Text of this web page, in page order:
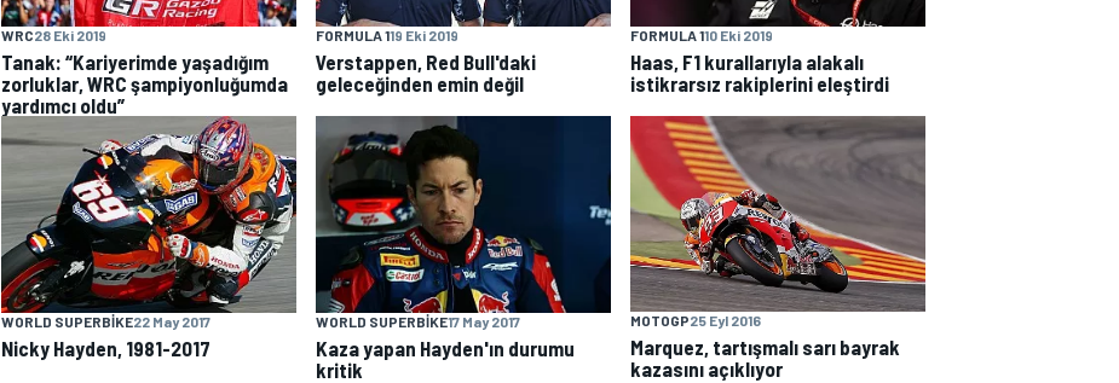
WRC28 Eki 2019
Tanak: “Kariyerimde yaşadığım
zorluklar, WRC şampiyonluğumda
yardımcı oldu”
FORMULA 119 Eki 2019
Verstappen, Red Bull'daki
geleceğinden emin değil
FORMULA 110 Eki 2019
Haas, F1 kurallarıyla alakalı
istikrarsız rakiplerini eleştirdi
WORLD SUPERBIKE22 May 2017
Nicky Hayden, 1981-2017
WORLD SUPERBIKE17 May 2017
Kaza yapan Hayden'ın durumu
kritik
MOTOGP25 Eyl 2016
Marquez, tartışmalı sarı bayrak
kazasını açıklıyor